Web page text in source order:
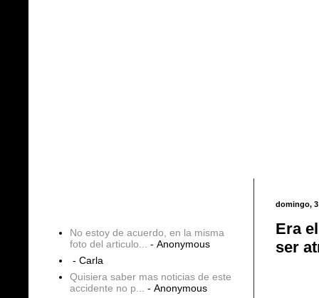
domingo, 3
Era
ser
No estoy de acuerdo, en la misma
foto del articulo...
- Anonymous
- Carla
Quisiera saber mas noticias de este
accidente no p...
- Anonymous